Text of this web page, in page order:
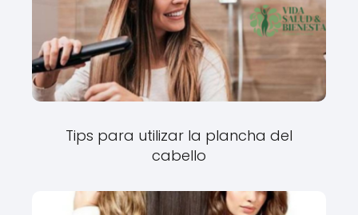
Tips para utilizar la plancha del
cabello